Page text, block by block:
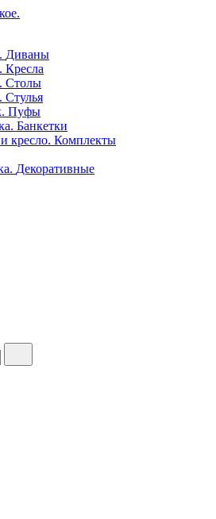
Диваны
Кресла
Столы
Стулья
Пуфы
Банкетки
Комплекты
Декоративные